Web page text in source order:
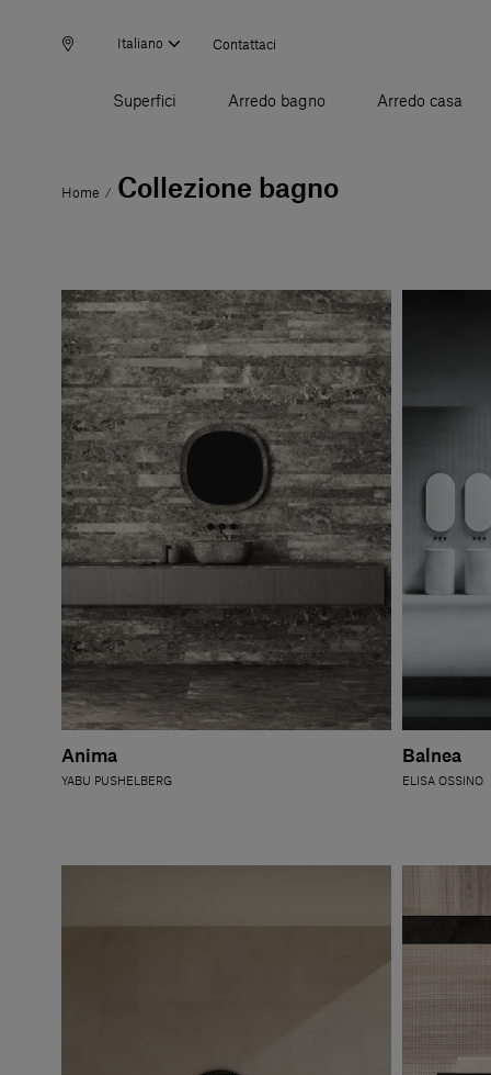
Italiano Contattaci
Superfici Arredo bagno Arredo casa
Home / Collezione bagno
Anima
YABU PUSHELBERG
Balnea
ELISA OSSINO